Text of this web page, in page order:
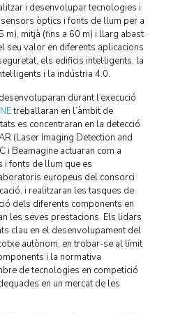
i desenvolupar tecnologies i
òptics i fonts de llum per a
m), mitjà (fins a 60 m) i llarg abast
seu valor en diferents aplicacions
els edificis intel·ligents, la
i la indústria 4.0.
durant l’execució
treballaran en l’àmbit de
es concentraran en la detecció
(Laser Imaging Detection and
i Beamagine actuaran com a
fonts de llum que es
europeus del consorci
i realitzaran les tasques de
dels diferents components en
les seves prestacions. Els lidars
clau en el desenvolupament del
autònom, en trobar-se al límit
i la normativa
de tecnologies en competició
en un mercat de les